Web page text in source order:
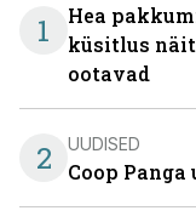
1
Hea
küsitlus
ootavad
2 UUDISED
Coop